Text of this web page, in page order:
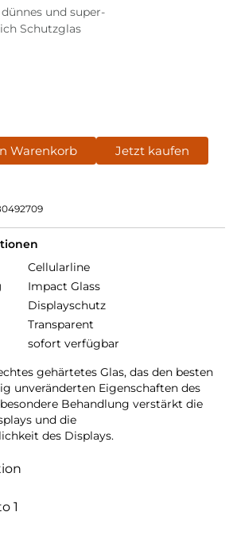
und super-
Schutzglas
Warenkorb Jetzt kaufen
Cellularline
Impact Glass
Displayschutz
Transparent
sofort verfügbar
gehärtetes Glas, das den besten
unveränderten Eigenschaften des
Behandlung verstärkt die
und die
des Displays.
1